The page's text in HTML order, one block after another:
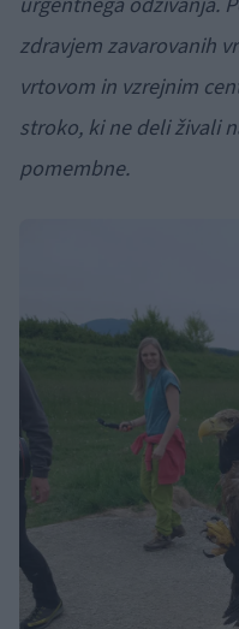
zdravjem zavarovanih
vrtovom in vzrejnim
stroko, ki ne deli živali
pomembne.